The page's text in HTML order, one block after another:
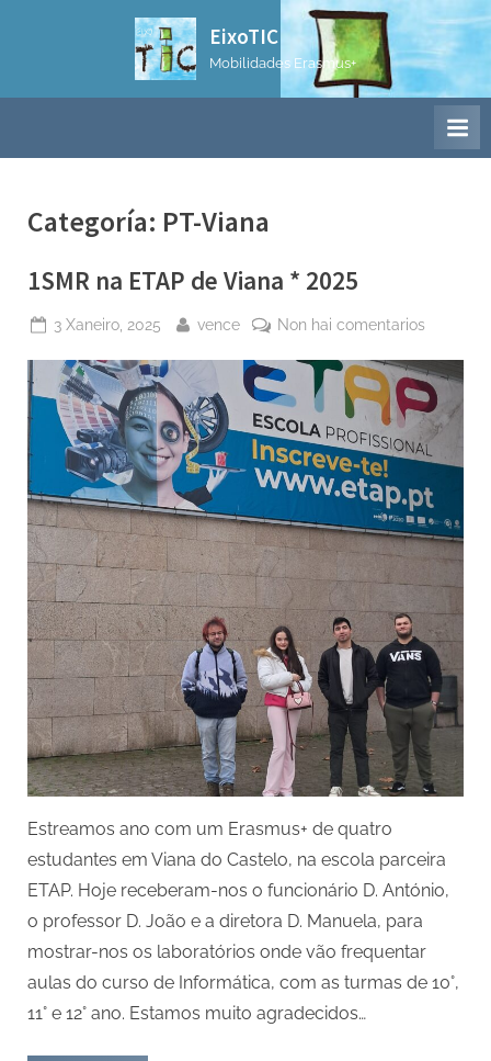
EixoTIC
Mobilidades Erasmus+
Categoría: PT-Viana
1SMR na ETAP de Viana * 2025
Posted
3 Xaneiro, 2025 By
vence Non hai comentariosen
na
ETAP
de
Viana
2025
Estreamos ano com um Erasmus+ de quatro
estudantes em Viana do Castelo, na escola parceira
ETAP. Hoje receberam-nos o funcionário D. António,
o professor D. João e a diretora D. Manuela, para
mostrar-nos os laboratórios onde vão frequentar
aulas do curso de Informática, com as turmas de 10°,
11° e 12° ano. Estamos muito agradecidos…